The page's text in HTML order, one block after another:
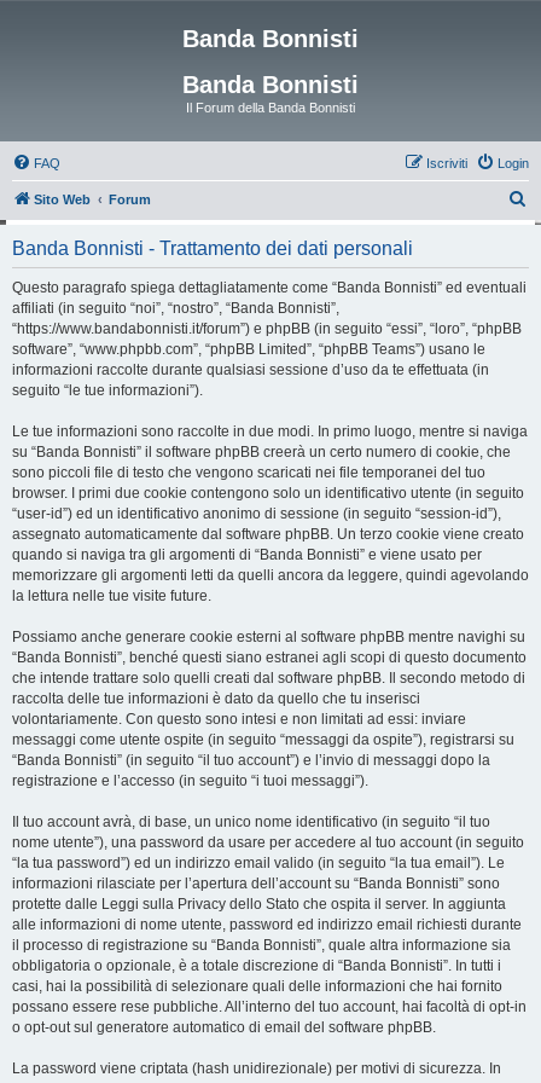
Banda Bonnisti
Banda Bonnisti
Il Forum della Banda Bonnisti
FAQ Login
Iscriviti
Sito Web Forum
Banda Bonnisti - Trattamento dei dati personali
Questo paragrafo spiega dettagliatamente come “Banda Bonnisti” ed eventuali
affiliati (in seguito “noi”, “nostro”, “Banda Bonnisti”,
“https://www.bandabonnisti.it/forum”) e phpBB (in seguito “essi”, “loro”, “phpBB
software”, “www.phpbb.com”, “phpBB Limited”, “phpBB Teams”) usano le
informazioni raccolte durante qualsiasi sessione d’uso da te effettuata (in
seguito “le tue informazioni”).
Le tue informazioni sono raccolte in due modi. In primo luogo, mentre si naviga
su “Banda Bonnisti” il software phpBB creerà un certo numero di cookie, che
sono piccoli file di testo che vengono scaricati nei file temporanei del tuo
browser. I primi due cookie contengono solo un identificativo utente (in seguito
“user-id”) ed un identificativo anonimo di sessione (in seguito “session-id”),
assegnato automaticamente dal software phpBB. Un terzo cookie viene creato
quando si naviga tra gli argomenti di “Banda Bonnisti” e viene usato per
memorizzare gli argomenti letti da quelli ancora da leggere, quindi agevolando
la lettura nelle tue visite future.
Possiamo anche generare cookie esterni al software phpBB mentre navighi su
“Banda Bonnisti”, benché questi siano estranei agli scopi di questo documento
che intende trattare solo quelli creati dal software phpBB. Il secondo metodo di
raccolta delle tue informazioni è dato da quello che tu inserisci
volontariamente. Con questo sono intesi e non limitati ad essi: inviare
messaggi come utente ospite (in seguito “messaggi da ospite”), registrarsi su
“Banda Bonnisti” (in seguito “il tuo account”) e l’invio di messaggi dopo la
registrazione e l’accesso (in seguito “i tuoi messaggi”).
Il tuo account avrà, di base, un unico nome identificativo (in seguito “il tuo
nome utente”), una password da usare per accedere al tuo account (in seguito
“la tua password”) ed un indirizzo email valido (in seguito “la tua email”). Le
informazioni rilasciate per l’apertura dell’account su “Banda Bonnisti” sono
protette dalle Leggi sulla Privacy dello Stato che ospita il server. In aggiunta
alle informazioni di nome utente, password ed indirizzo email richiesti durante
il processo di registrazione su “Banda Bonnisti”, quale altra informazione sia
obbligatoria o opzionale, è a totale discrezione di “Banda Bonnisti”. In tutti i
casi, hai la possibilità di selezionare quali delle informazioni che hai fornito
possano essere rese pubbliche. All’interno del tuo account, hai facoltà di opt-in
o opt-out sul generatore automatico di email del software phpBB.
La password viene criptata (hash unidirezionale) per motivi di sicurezza. In